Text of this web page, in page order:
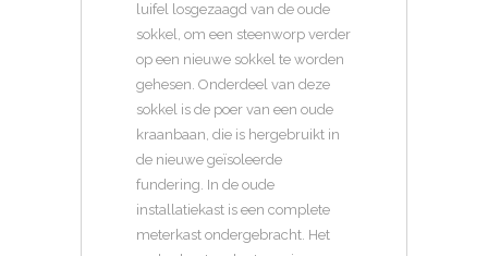
luifel losgezaagd van de oude
sokkel, om een steenworp verder
op een nieuwe sokkel te worden
gehesen. Onderdeel van deze
sokkel is de poer van een oude
kraanbaan, die is hergebruikt in
de nieuwe geïsoleerde
fundering. In de oude
installatiekast is een complete
meterkast ondergebracht. Het